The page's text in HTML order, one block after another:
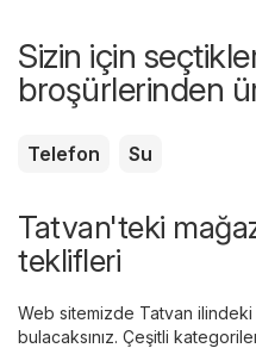
Sizin için
broşürlerinden
Telefon Su
Tatvan'teki
teklifleri
Web sitemizde Tatvan
bulacaksınız. Çeşitli